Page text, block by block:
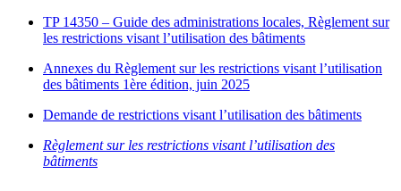
TP 14350 – Guide des administrations locales, Règlement sur
les restrictions visant l’utilisation des bâtiments
Annexes du Règlement sur les restrictions visant l’utilisation
des bâtiments 1ère édition, juin 2025
Demande de restrictions visant l’utilisation des bâtiments
Règlement sur les restrictions visant l’utilisation des
bâtiments